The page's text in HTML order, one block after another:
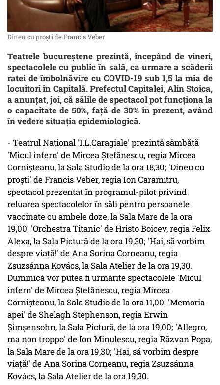
Dineu cu proști de Francis Veber
Teatrele bucureştene prezintă, începând de vineri,
spectacolele cu public în sală, ca urmare a scăderii
ratei de îmbolnăvire cu COVID-19 sub 1,5 la mia de
locuitori în Capitală. Prefectul Capitalei, Alin Stoica,
a anunţat, joi, că sălile de spectacol pot funcţiona la
o capacitate de 50%, faţă de 30% în prezent, având
în vedere situaţia epidemiologică.
- Teatrul Naţional 'I.L.Caragiale' prezintă sâmbătă
'Micul infern' de Mircea Ştefănescu, regia Mircea
Cornişteanu, la Sala Studio de la ora 18,30; 'Dineu cu
proşti' de Francis Veber, regia Ion Caramitru,
spectacol prezentat în programul-pilot privind
reluarea spectacolelor în săli pentru persoanele
vaccinate cu ambele doze, la Sala Mare de la ora
19,00; 'Orchestra Titanic' de Hristo Boicev, regia Felix
Alexa, la Sala Pictură de la ora 19,30; 'Hai, să vorbim
despre viaţă!' de Ana Sorina Corneanu, regia
Zsuzsánna Kovács, la Sala Atelier de la ora 19,30.
Duminică vor putea fi urmărite spectacolele 'Micul
infern' de Mircea Ştefănescu, regia Mircea
Cornişteanu, la Sala Studio de la ora 11,00; 'Memoria
apei' de Shelagh Stephenson, regia Erwin
Şimşensohn, la Sala Pictură, de la ora 19,00; 'Allegro,
ma non troppo' de Ion Minulescu, regia Răzvan Popa,
la Sala Mare de la ora 19,30; 'Hai, să vorbim despre
viaţă!' de Ana Sorina Corneanu, regia Zsuzsánna
Kovács, la Sala Atelier de la ora 19,30.